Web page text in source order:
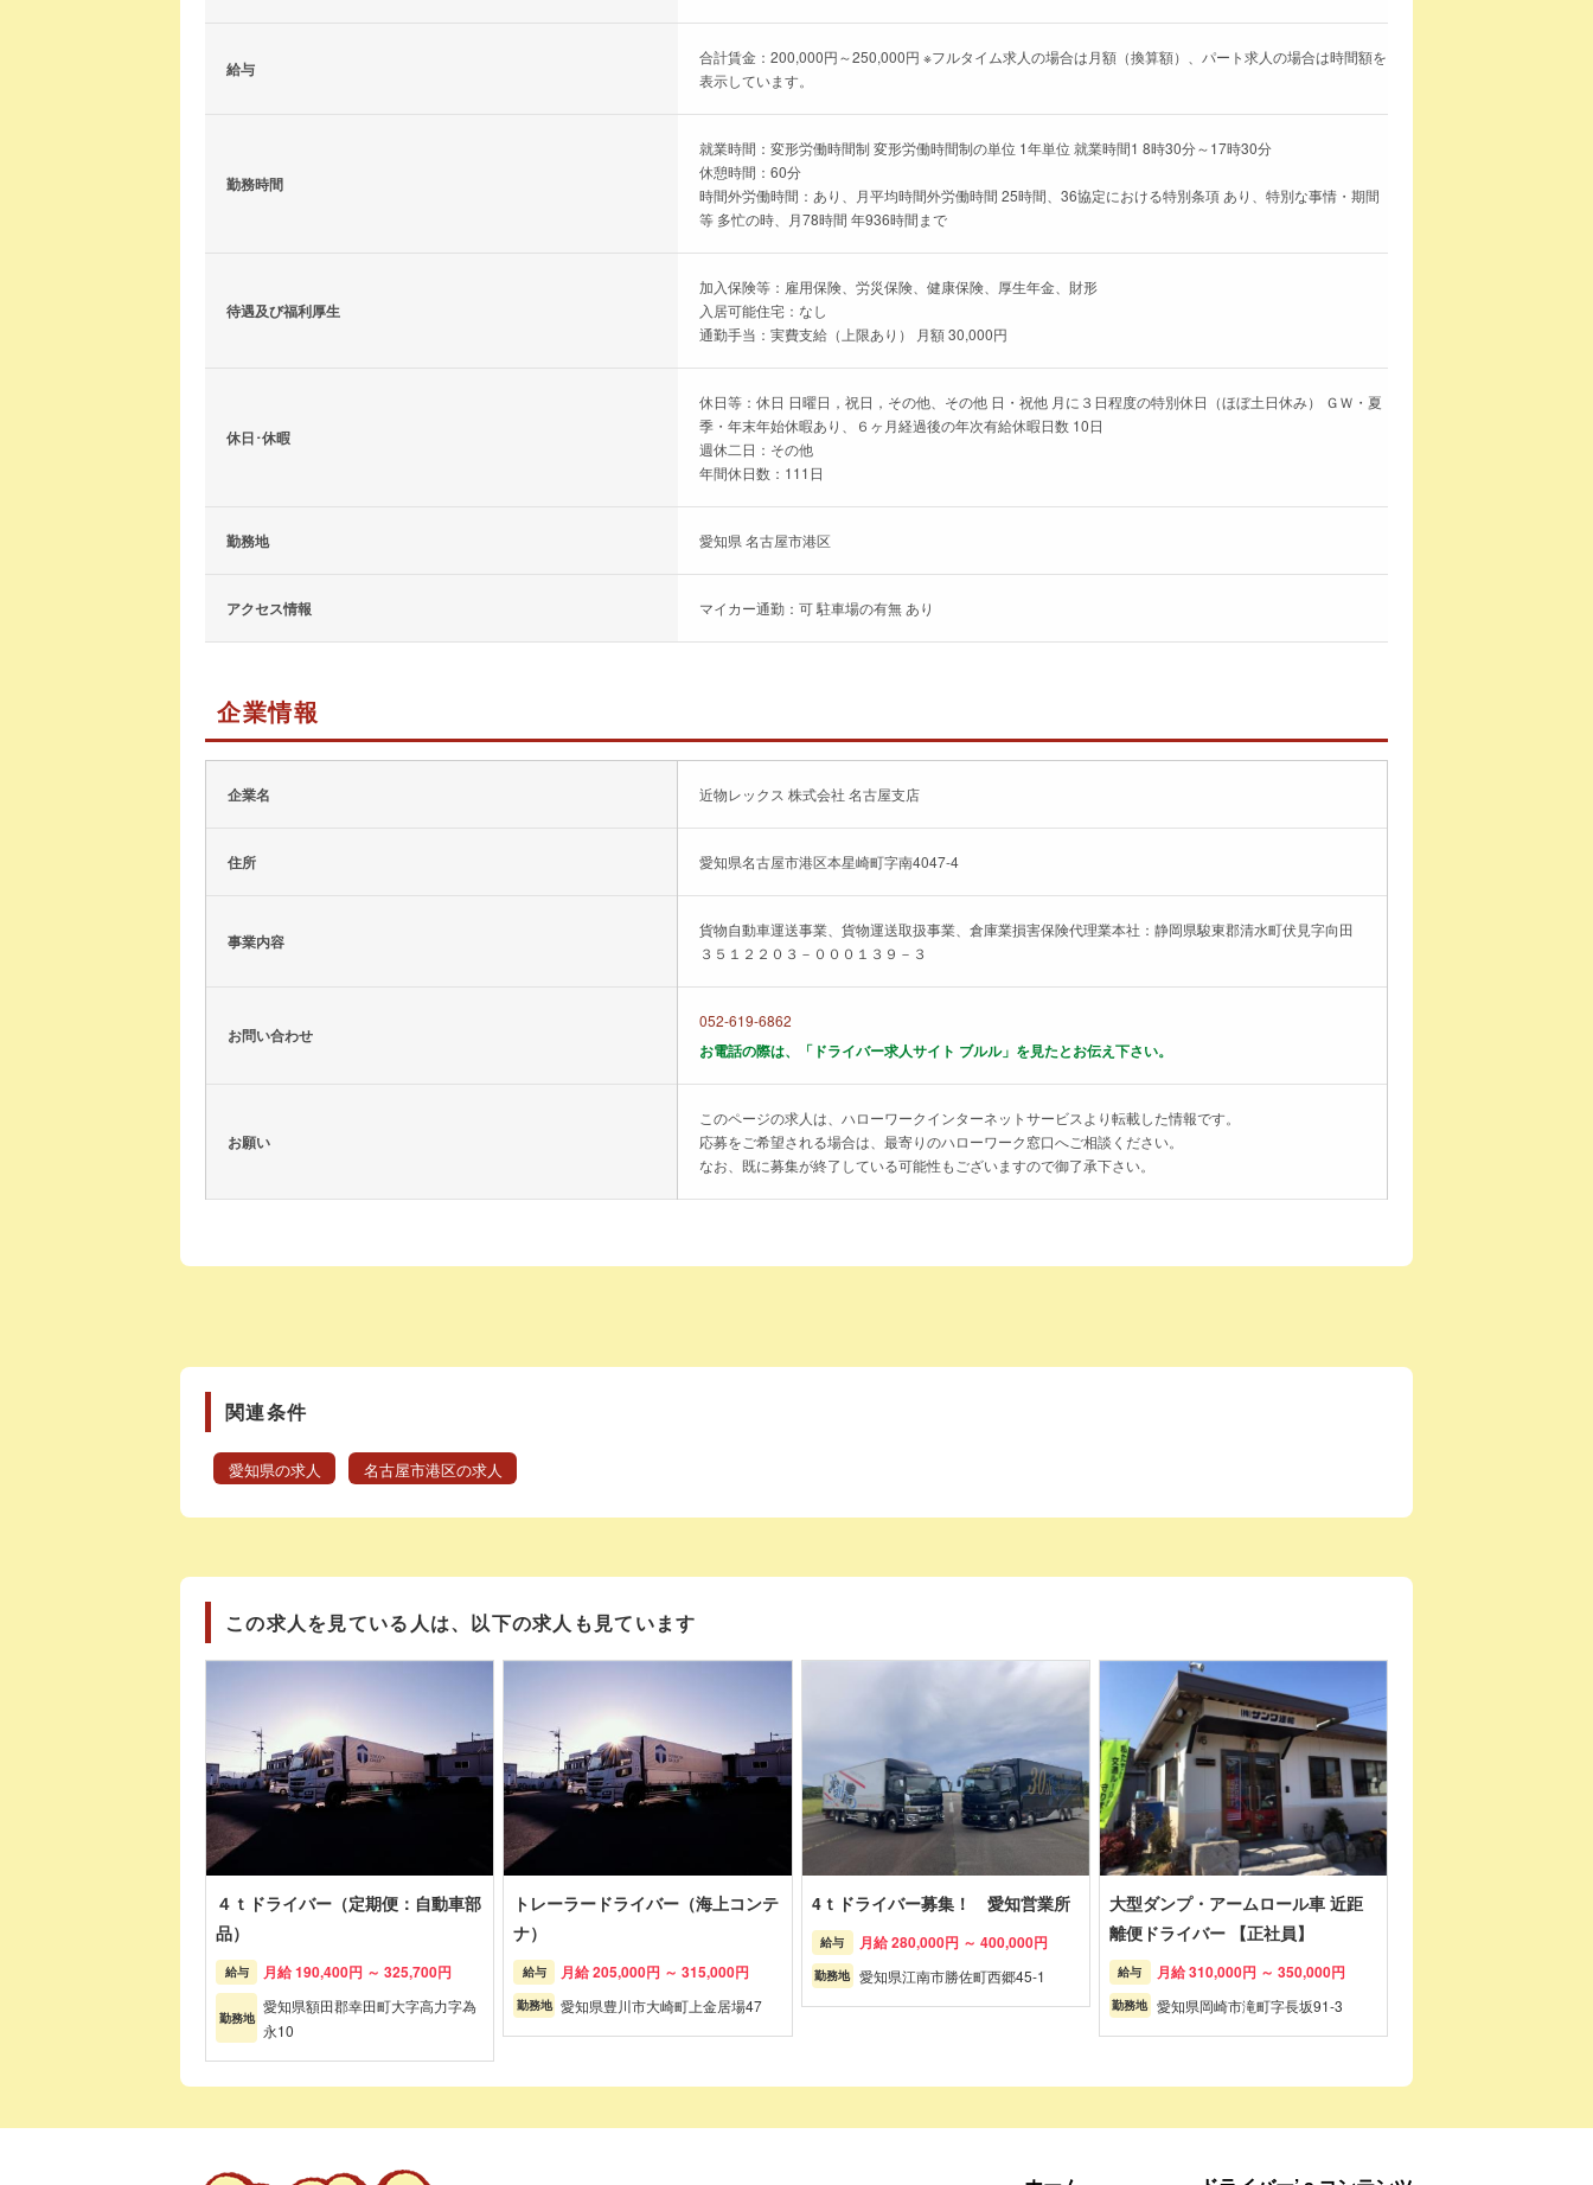
給与
合計賃金：200,000円～250,000円 ※フルタイム求人の場合は月額（換算額）、パート求人の場合は時間額を
表示しています。
勤務時間
就業時間：変形労働時間制 変形労働時間制の単位 1年単位 就業時間1 8時30分～17時30分
休憩時間：60分
時間外労働時間：あり、月平均時間外労働時間 25時間、36協定における特別条項 あり、特別な事情・期間
等 多忙の時、月78時間 年936時間まで
待遇及び福利厚生
加入保険等：雇用保険、労災保険、健康保険、厚生年金、財形
入居可能住宅：なし
通勤手当：実費支給（上限あり） 月額 30,000円
休日･休暇
休日等：休日 日曜日，祝日，その他、その他 日・祝他 月に３日程度の特別休日（ほぼ土日休み） ＧＷ・夏
季・年末年始休暇あり、６ヶ月経過後の年次有給休暇日数 10日
週休二日：その他
年間休日数：111日
勤務地 愛知県 名古屋市港区
アクセス情報 マイカー通勤：可 駐車場の有無 あり
企業情報
企業名 近物レックス 株式会社 名古屋支店
住所 愛知県名古屋市港区本星崎町字南4047-4
事業内容
貨物自動車運送事業、貨物運送取扱事業、倉庫業損害保険代理業本社：静岡県駿東郡清水町伏見字向田
３５１２２０３－０００１３９－３
お問い合わせ
052-619-6862
お電話の際は、「ドライバー求人サイト ブルル」を見たとお伝え下さい。
お願い
このページの求人は、ハローワークインターネットサービスより転載した情報です。
応募をご希望される場合は、最寄りのハローワーク窓口へご相談ください。
なお、既に募集が終了している可能性もございますので御了承下さい。
関連条件
愛知県の求人 名古屋市港区の求人
この求人を見ている人は、以下の求人も見ています
４ｔドライバー（定期便：自動車部
品）
給与 月給 190,400円 ～ 325,700円
勤務地
愛知県額田郡幸田町大字高力字為
永10
トレーラードライバー（海上コンテ
ナ）
給与 月給 205,000円 ～ 315,000円
勤務地 愛知県豊川市大崎町上金居場47
4ｔドライバー募集！ 愛知営業所
給与 月給 280,000円 ～ 400,000円
勤務地 愛知県江南市勝佐町西郷45-1
大型ダンプ・アームロール車 近距
離便ドライバー 【正社員】
給与 月給 310,000円 ～ 350,000円
勤務地 愛知県岡崎市滝町字長坂91-3